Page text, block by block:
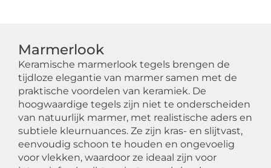
Marmerlook
Keramische marmerlook tegels brengen de
tijdloze elegantie van marmer samen met de
praktische voordelen van keramiek. De
hoogwaardige tegels zijn niet te onderscheiden
van natuurlijk marmer, met realistische aders en
subtiele kleurnuances. Ze zijn kras- en slijtvast,
eenvoudig schoon te houden en ongevoelig
voor vlekken, waardoor ze ideaal zijn voor